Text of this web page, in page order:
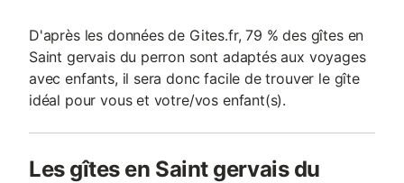
D'après les données de Gites.fr, 79 % des gîtes en
Saint gervais du perron sont adaptés aux voyages
avec enfants, il sera donc facile de trouver le gîte
idéal pour vous et votre/vos enfant(s).
Les gîtes en Saint gervais du